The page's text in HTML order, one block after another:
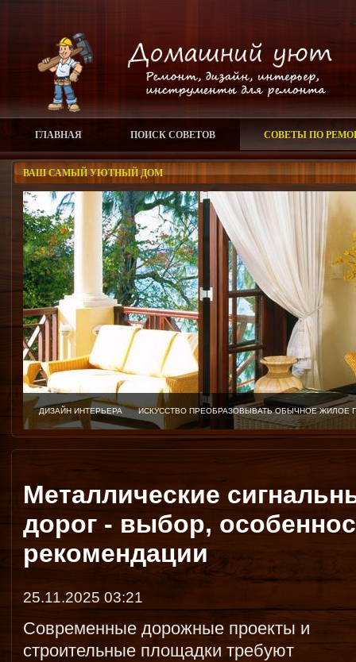
ГЛАВНАЯ ПОИСК СОВЕТОВ СОВЕТЫ ПО
ВАШ САМЫЙ УЮТНЫЙ ДОМ
ДИЗАЙН ИНТЕРЬЕРА ИСКУССТВО ПРЕОБРАЗОВЫВАТЬ ОБЫЧНОЕ
Металлические
дорог - выбор,
рекомендации
25.11.2025 03:21
Современные дорожные проекты и
строительные площадки требуют